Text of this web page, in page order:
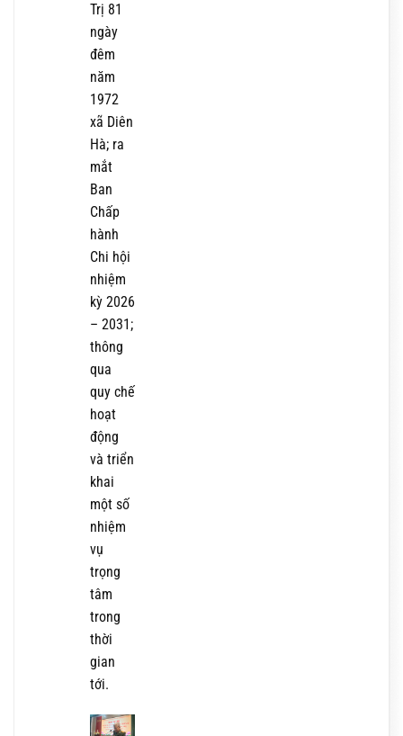
Trị 81
ngày
đêm
năm
1972
xã Diên
Hà; ra
mắt
Ban
Chấp
hành
Chi hội
nhiệm
kỳ 2026
– 2031;
thông
qua
quy chế
hoạt
động
và triển
khai
một số
nhiệm
vụ
trọng
tâm
trong
thời
gian
tới.